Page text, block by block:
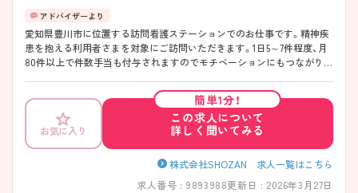
愛知県豊川市に位置する訪問看護ステーションでのお仕事です。精神疾
患を抱える利用者さまを対象にご訪問いただきます。1日5～7件程度、月
80件以上で件数手当も付与されますのでモチベーションにもつながりま
すい環境です。ご興味のある方には、面接対策ポイントなど、さらに詳細
をお話しいたしますのでお気軽にご相談ください！
お気に入り
簡単1分！
この求人について
詳しく聞いてみる
株式会社SHOZAN 求人一覧はこちら
求人番号 : 9893988更新日 : 2026年3月27日